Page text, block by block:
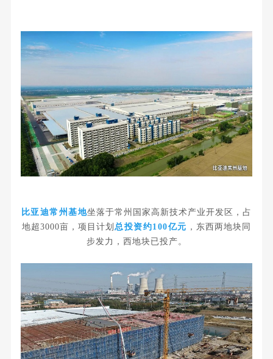
比亚迪常州基地坐落于常州国家高新技术产业开发区，占
地超3000亩，项目计划总投资约100亿元 ，东西两地块同
步发力，西地块已投产。